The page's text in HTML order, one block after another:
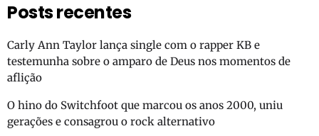
Posts recentes
Carly Ann Taylor lança single com o rapper KB e
testemunha sobre o amparo de Deus nos momentos de
aflição
O hino do Switchfoot que marcou os anos 2000, uniu
gerações e consagrou o rock alternativo